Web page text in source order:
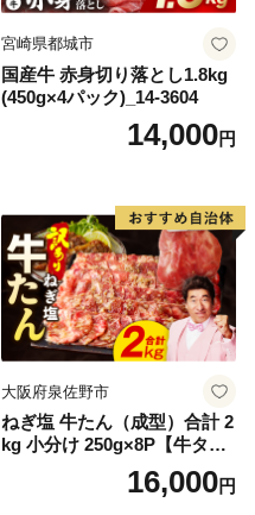
宮崎県都城市
国産牛 赤身切り落とし1.8kg
(450g×4パック)_14-3604
14,000円
大阪府泉佐野市
ねぎ塩 牛たん（成型）合計 2
kg 小分け 250g×8P【牛タン
牛肉 焼肉用 薄切り 訳あり サ
16,000円